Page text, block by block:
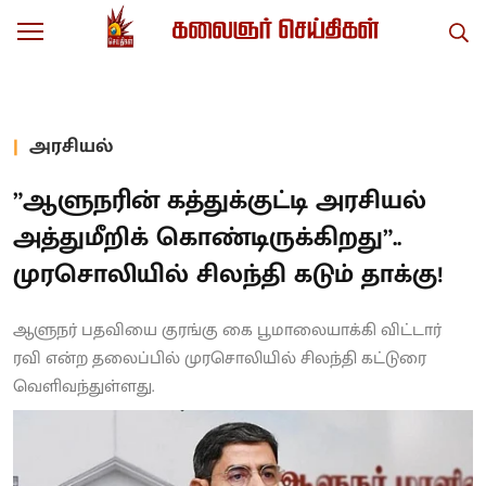
அரசியல்
”ஆளுநரின் கத்துக்குட்டி அரசியல்
அத்துமீறிக் கொண்டிருக்கிறது”..
முரசொலியில் சிலந்தி கடும் தாக்கு!
ஆளுநர் பதவியை குரங்கு கை பூமாலையாக்கி விட்டார்
ரவி என்ற தலைப்பில் முரசொலியில் சிலந்தி கட்டுரை
வெளிவந்துள்ளது.